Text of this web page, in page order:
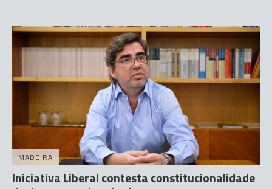
MADEIRA
Iniciativa Liberal contesta constitucionalidade